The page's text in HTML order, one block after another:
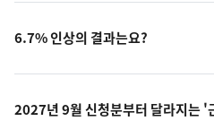
6.7% 인상의 결과는요?
2027년 9월 신청분부터 달라지는 '